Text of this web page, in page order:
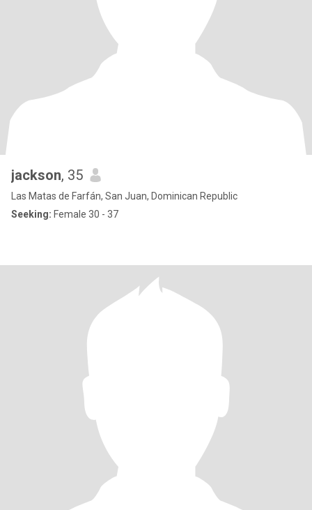
jackson, 35
Las Matas de Farfán, San Juan, Dominican Republic
Seeking: Female 30 - 37